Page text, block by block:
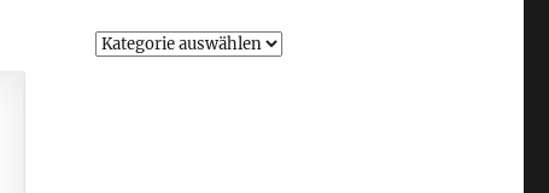
Kategorien